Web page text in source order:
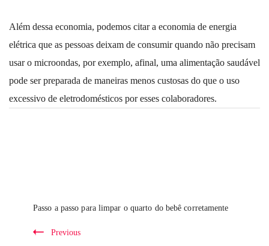
Além dessa economia, podemos citar a economia de energia
elétrica que as pessoas deixam de consumir quando não precisam
usar o microondas, por exemplo, afinal, uma alimentação saudável
pode ser preparada de maneiras menos custosas do que o uso
excessivo de eletrodomésticos por esses colaboradores.
Navigation
Passo a passo para limpar o quarto do bebê corretamente
Previous